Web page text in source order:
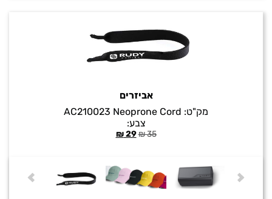
אביזרים
מק"ט: AC210023 Neoprone Cord
צבע:
₪35
₪29